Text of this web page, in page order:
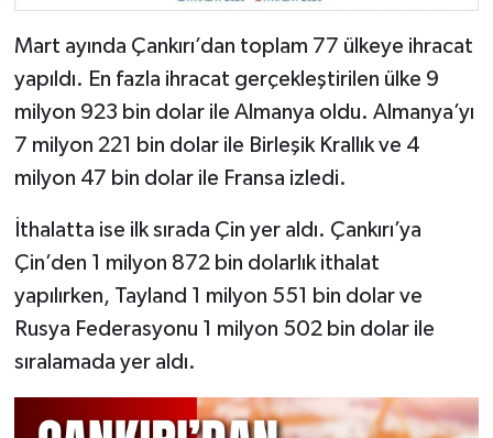
Mart ayında Çankırı’dan toplam 77 ülkeye ihracat
yapıldı. En fazla ihracat gerçekleştirilen ülke 9
milyon 923 bin dolar ile Almanya oldu. Almanya’yı
7 milyon 221 bin dolar ile Birleşik Krallık ve 4
milyon 47 bin dolar ile Fransa izledi.
İthalatta ise ilk sırada Çin yer aldı. Çankırı’ya
Çin’den 1 milyon 872 bin dolarlık ithalat
yapılırken, Tayland 1 milyon 551 bin dolar ve
Rusya Federasyonu 1 milyon 502 bin dolar ile
sıralamada yer aldı.